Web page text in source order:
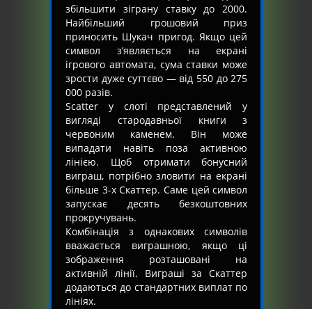
збільшити зіграну ставку до 2000.
Найбільший грошовий приз
приносить Шукач пригод. Якщо цей
символ з’являється на екрані
ігрового автомата, сума ставки може
зрости дуже суттєво — від 550 до 275
000 разів.
Scatter у слоті представлений у
вигляді стародавньої книги з
червоним каменем. Він може
випадати навіть поза активною
лінією. Щоб отримати бонусний
виграш, потрібно зловити на екрані
більше 3-х Скаттер. Саме цей символ
запускає десять безкоштовних
прокручувань.
Комбінація з однакових символів
вважається виграшною, якщо ці
зображення розташовані на
активній лінії. Виграші за Скаттер
додаються до стандартних виплат по
лініях.